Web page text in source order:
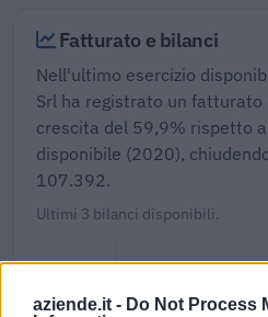
aziende.it - Do Not Process
Fatturato e bilanci
Nell'ultimo esercizio
Srl ha registrato un
crescita del 59,9% rispetto
disponibile (2020),
107.392.
Ultimi 3 bilanci disponibili.
ANNO FATTURATO